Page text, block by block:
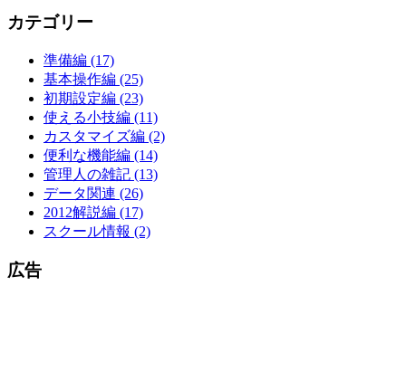
カテゴリー
準備編 (17)
基本操作編 (25)
初期設定編 (23)
使える小技編 (11)
カスタマイズ編 (2)
便利な機能編 (14)
管理人の雑記 (13)
データ関連 (26)
2012解説編 (17)
スクール情報 (2)
広告